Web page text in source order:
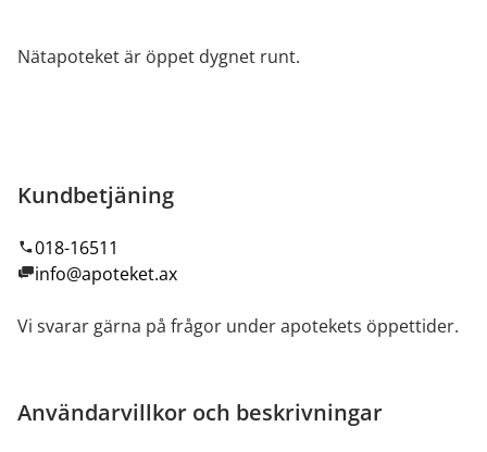
Nätapoteket är öppet dygnet runt.
Kundbetjäning
018-16511
info@apoteket.ax
Vi svarar gärna på frågor under apotekets öppettider.
Användarvillkor och beskrivningar